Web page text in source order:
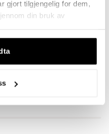
gjort tilgjengelig for dem,
din bruk av
OGSÅ LIKE